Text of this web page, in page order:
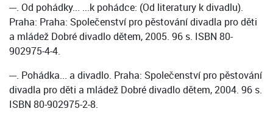
---. Od pohádky... ...k pohádce: (Od literatury k divadlu).
Praha: Praha: Společenství pro pěstování divadla pro děti
a mládež Dobré divadlo dětem, 2005. 96 s. ISBN 80-
902975-4-4.
---. Pohádka... a divadlo. Praha: Společenství pro pěstování
divadla pro děti a mládež Dobré divadlo dětem, 2004. 96 s.
ISBN 80-902975-2-8.